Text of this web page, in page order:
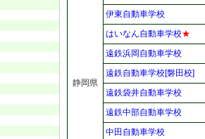
静岡県
伊東自動車学校
はいなん自動車学校★
遠鉄浜岡自動車学校
遠鉄自動車学校[磐田校]
遠鉄袋井自動車学校
遠鉄中部自動車学校
中田自動車学校